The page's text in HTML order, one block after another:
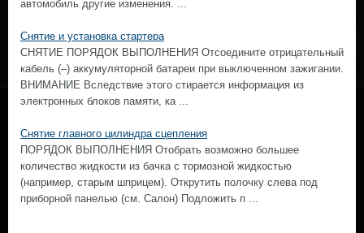
автомобиль другие изменения. ...
Снятие и установка стартера
СНЯТИЕ ПОРЯДОК ВЫПОЛНЕНИЯ Отсоедините отрицательный
кабель (–) аккумуляторной батареи при выключенном зажигании.
ВНИМАНИЕ Вследствие этого стирается информация из
электронных блоков памяти, ка ...
Снятие главного цилиндра сцепления
ПОРЯДОК ВЫПОЛНЕНИЯ Отобрать возможно большее
количество жидкости из бачка с тормозной жидкостью
(например, старым шприцем). Открутить полочку слева под
приборной панелью (см. Салон) Подложить п ...